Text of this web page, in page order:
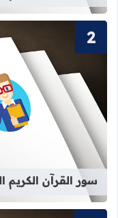
سور القرآن